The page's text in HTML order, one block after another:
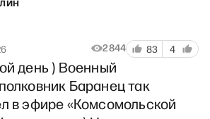
2844 83 4
день ) Военный
Баранец так
в эфире «Комсомольской